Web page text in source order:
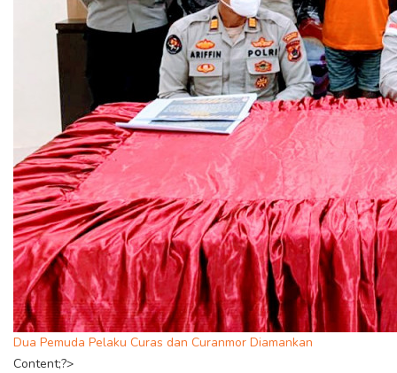
Dua Pemuda Pelaku Curas dan Curanmor Diamankan
Content;?>